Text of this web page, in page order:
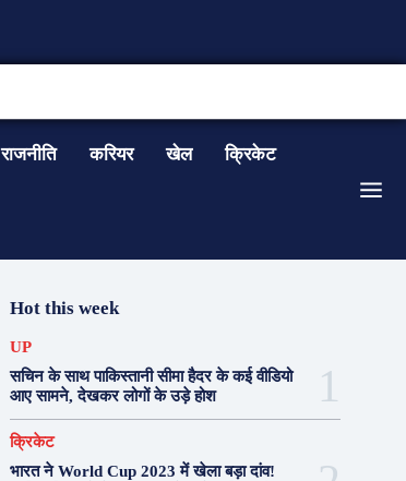
राजनीति करियर खेल क्रिकेट
Hot this week
UP
सचिन के साथ पाकिस्तानी सीमा हैदर के कई वीडियो
आए सामने, देखकर लोगों के उड़े होश
क्रिकेट
भारत ने World Cup 2023 में खेला बड़ा दांव!